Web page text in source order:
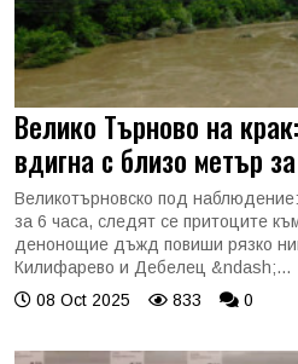
Велико Търново на
вдигна с близо метър
Великотърновско под
за 6 часа, следят се притоците
денонощие дъжд повиши рязко
Килифарево и Дебелец &ndash;...
08 Oct 2025
833 0